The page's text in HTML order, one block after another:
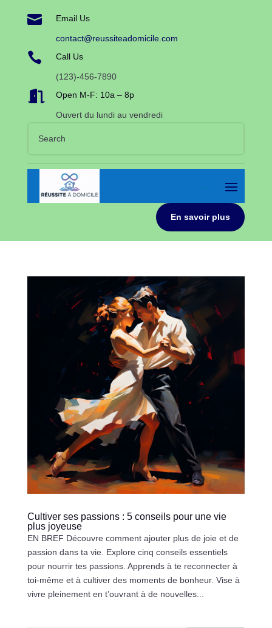
 Email Us
contact@reussiteadomicile.com
 Call Us
(123)-456-7890
 Open M-F: 10a – 8p
Ouvert du lundi au vendredi
En savoir plus
Cultiver ses passions : 5 conseils pour une vie
plus joyeuse
EN BREF Découvre comment ajouter plus de joie et de
passion dans ta vie. Explore cinq conseils essentiels
pour nourrir tes passions. Apprends à te reconnecter à
toi-même et à cultiver des moments de bonheur. Vise à
vivre pleinement en t’ouvrant à de nouvelles...